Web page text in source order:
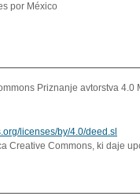
por México
Priznanje avtorstva 4.0
licenses/by/4.0/deed.sl
Creative Commons, ki daje